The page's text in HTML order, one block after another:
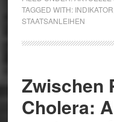
TAGGED WITH: INDIKATOR
STAATSANLEIHEN
Zwischen
Cholera: